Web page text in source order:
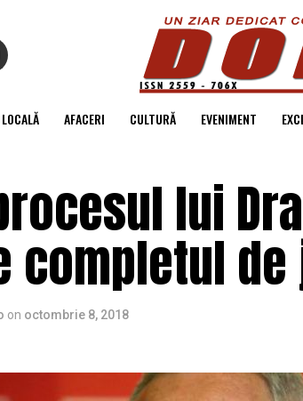
AFACERI CULTURĂ EVENIMENT
lui
completul de
on octombrie 8, 2018